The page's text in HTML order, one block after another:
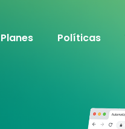
Planes Políticas